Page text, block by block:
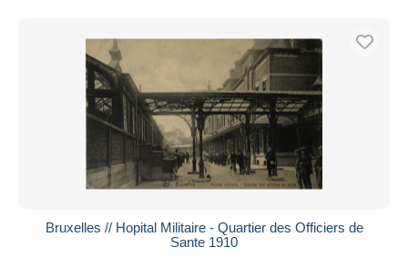
Bruxelles // Hopital Militaire - Quartier des Officiers de
Sante 1910